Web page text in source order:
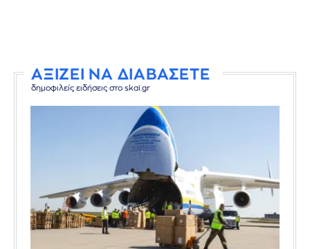
ΑΞΙΖΕΙ ΝΑ ΔΙΑΒΑΣΕΤΕ
δημοφιλείς ειδήσεις στο skai.gr